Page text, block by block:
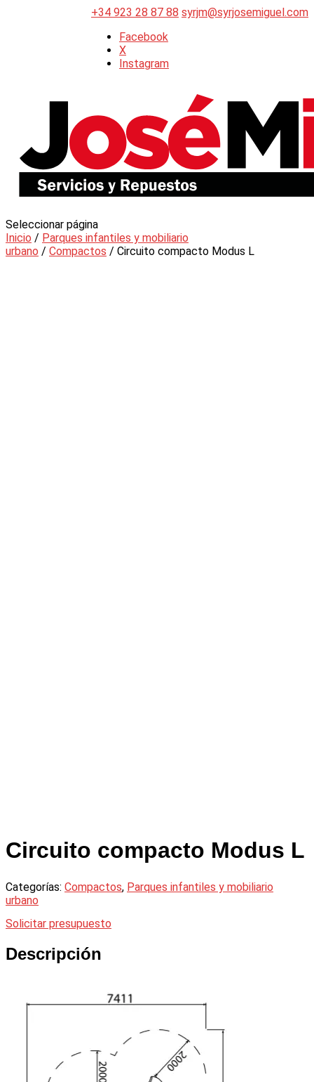
+34 923 28 87 88 syrjm@syrjosemiguel.com
Facebook
X
Instagram
Seleccionar página
Inicio / Parques infantiles y mobiliario
urbano / Compactos / Circuito compacto Modus L
Circuito compacto Modus L
Categorías: Compactos, Parques infantiles y mobiliario
urbano
Solicitar presupuesto
Descripción